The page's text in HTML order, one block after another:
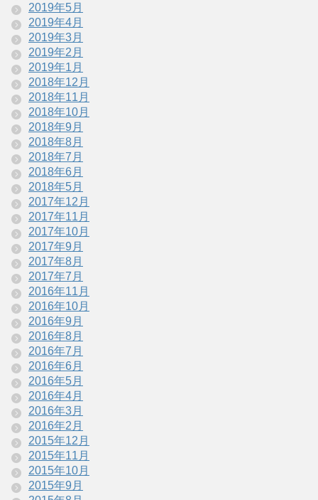
2019年5月
2019年4月
2019年3月
2019年2月
2019年1月
2018年12月
2018年11月
2018年10月
2018年9月
2018年8月
2018年7月
2018年6月
2018年5月
2017年12月
2017年11月
2017年10月
2017年9月
2017年8月
2017年7月
2016年11月
2016年10月
2016年9月
2016年8月
2016年7月
2016年6月
2016年5月
2016年4月
2016年3月
2016年2月
2015年12月
2015年11月
2015年10月
2015年9月